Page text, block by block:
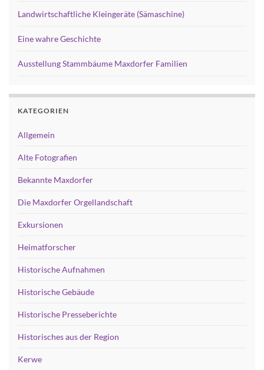
Landwirtschaftliche Kleingeräte (Sämaschine)
Eine wahre Geschichte
Ausstellung Stammbäume Maxdorfer Familien
KATEGORIEN
Allgemein
Alte Fotografien
Bekannte Maxdorfer
Die Maxdorfer Orgellandschaft
Exkursionen
Heimatforscher
Historische Aufnahmen
Historische Gebäude
Historische Presseberichte
Historisches aus der Region
Kerwe